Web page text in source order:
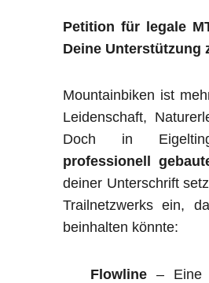
Petition für legale
Deine Unterstützung
Mountainbiken ist
Leidenschaft,
Doch in
professionell
deiner Unterschrift
Trailnetzwerks ein,
beinhalten könnte:
Flowline – Eine